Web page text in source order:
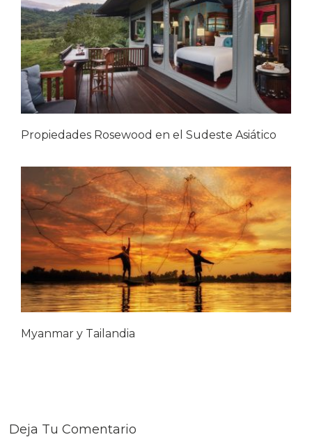
Propiedades Rosewood en el Sudeste Asiático
Myanmar y Tailandia
Deja Tu Comentario